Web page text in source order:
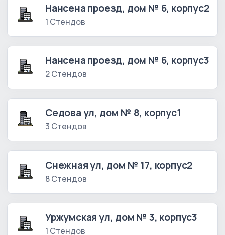
Нансена проезд, дом № 6, корпус2
1 Стендов
Нансена проезд, дом № 6, корпус3
2 Стендов
Седова ул, дом № 8, корпус1
3 Стендов
Снежная ул, дом № 17, корпус2
8 Стендов
Уржумская ул, дом № 3, корпус3
1 Стендов